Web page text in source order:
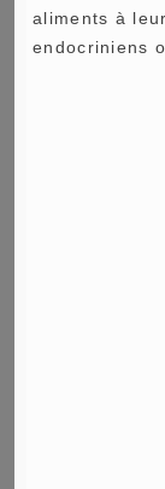
aliments à
endocriniens